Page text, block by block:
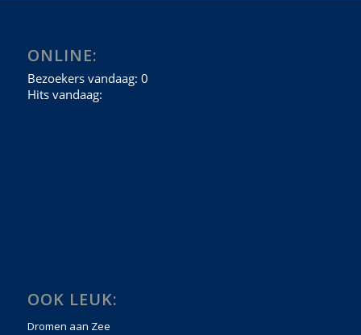
ONLINE:
OOK LEUK:
Dromen aan Zee